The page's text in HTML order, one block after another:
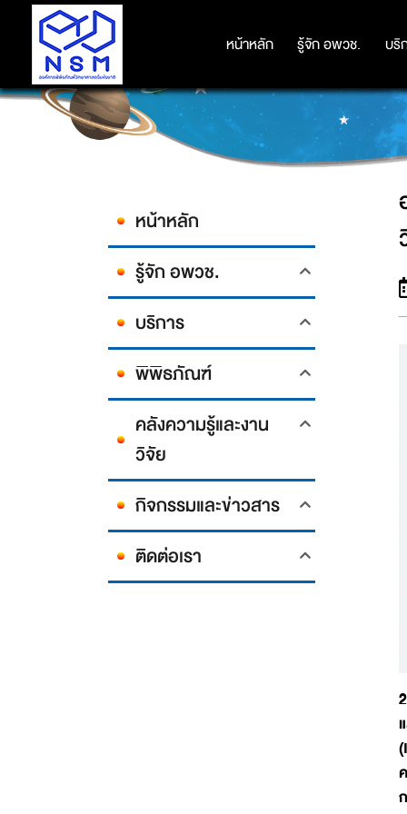
หน้าหลัก รู้จัก อพวช. บริ
หน้าหลัก รู้จัก อพวช. บริ
องค์การพิพิธภัณฑ์วิทยาศาสตร์แห่ง
หน้าหลัก
รู้จัก อพวช.
บริการ
พิพิธภัณฑ์
คลังความรู้และงาน
วิจัย
กิจกรรมและข่าวสาร
ติดต่อเรา